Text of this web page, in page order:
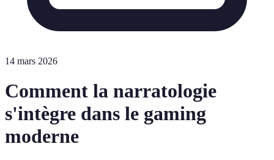
14 mars 2026
Comment la narratologie
s'intègre dans le gaming
moderne